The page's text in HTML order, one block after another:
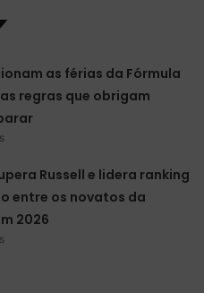
as férias da Fórmula
as regras que obrigam
Russell e lidera ranking
entre os novatos da
2026